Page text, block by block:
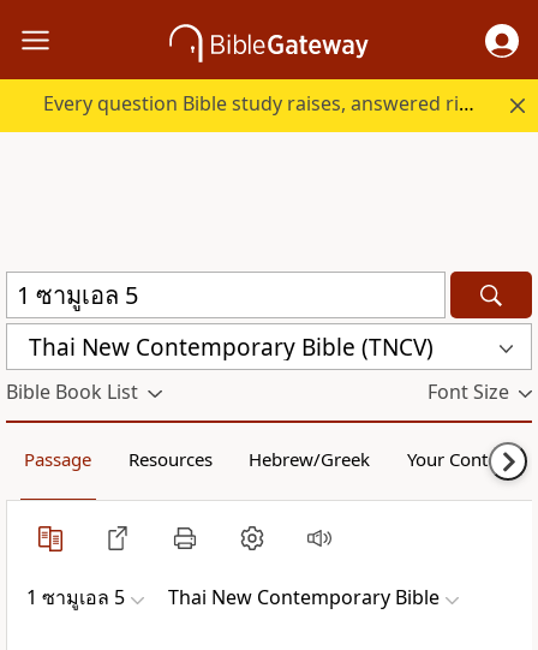
Every question Bible study raises, answered right here.
Thai New Contemporary Bible (TNCV)
Bible Book List Font Size
Passage Resources Hebrew/Greek Your Content
1 ซามูเอล 5 Thai New Contemporary Bible